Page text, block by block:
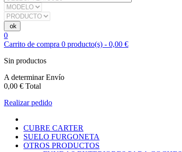
0
Carrito de compra 0 producto(s) - 0,00 €
Sin productos
A determinarEnvío
0,00 € Total
Realizar pedido
CUBRE CARTER
SUELO FURGONETA
OTROS PRODUCTOS